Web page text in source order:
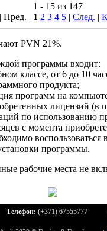
1 - 15 из 147
Пред. | 1 2 3 4 5| След. |
PVN 21%.
программы входит:
классе, от 6 до 10
продукта;
программ на
лицензий (в
по использованию
с момента
воспользоваться
программы.
рабочие места не
Телефон: (+371) 67555777